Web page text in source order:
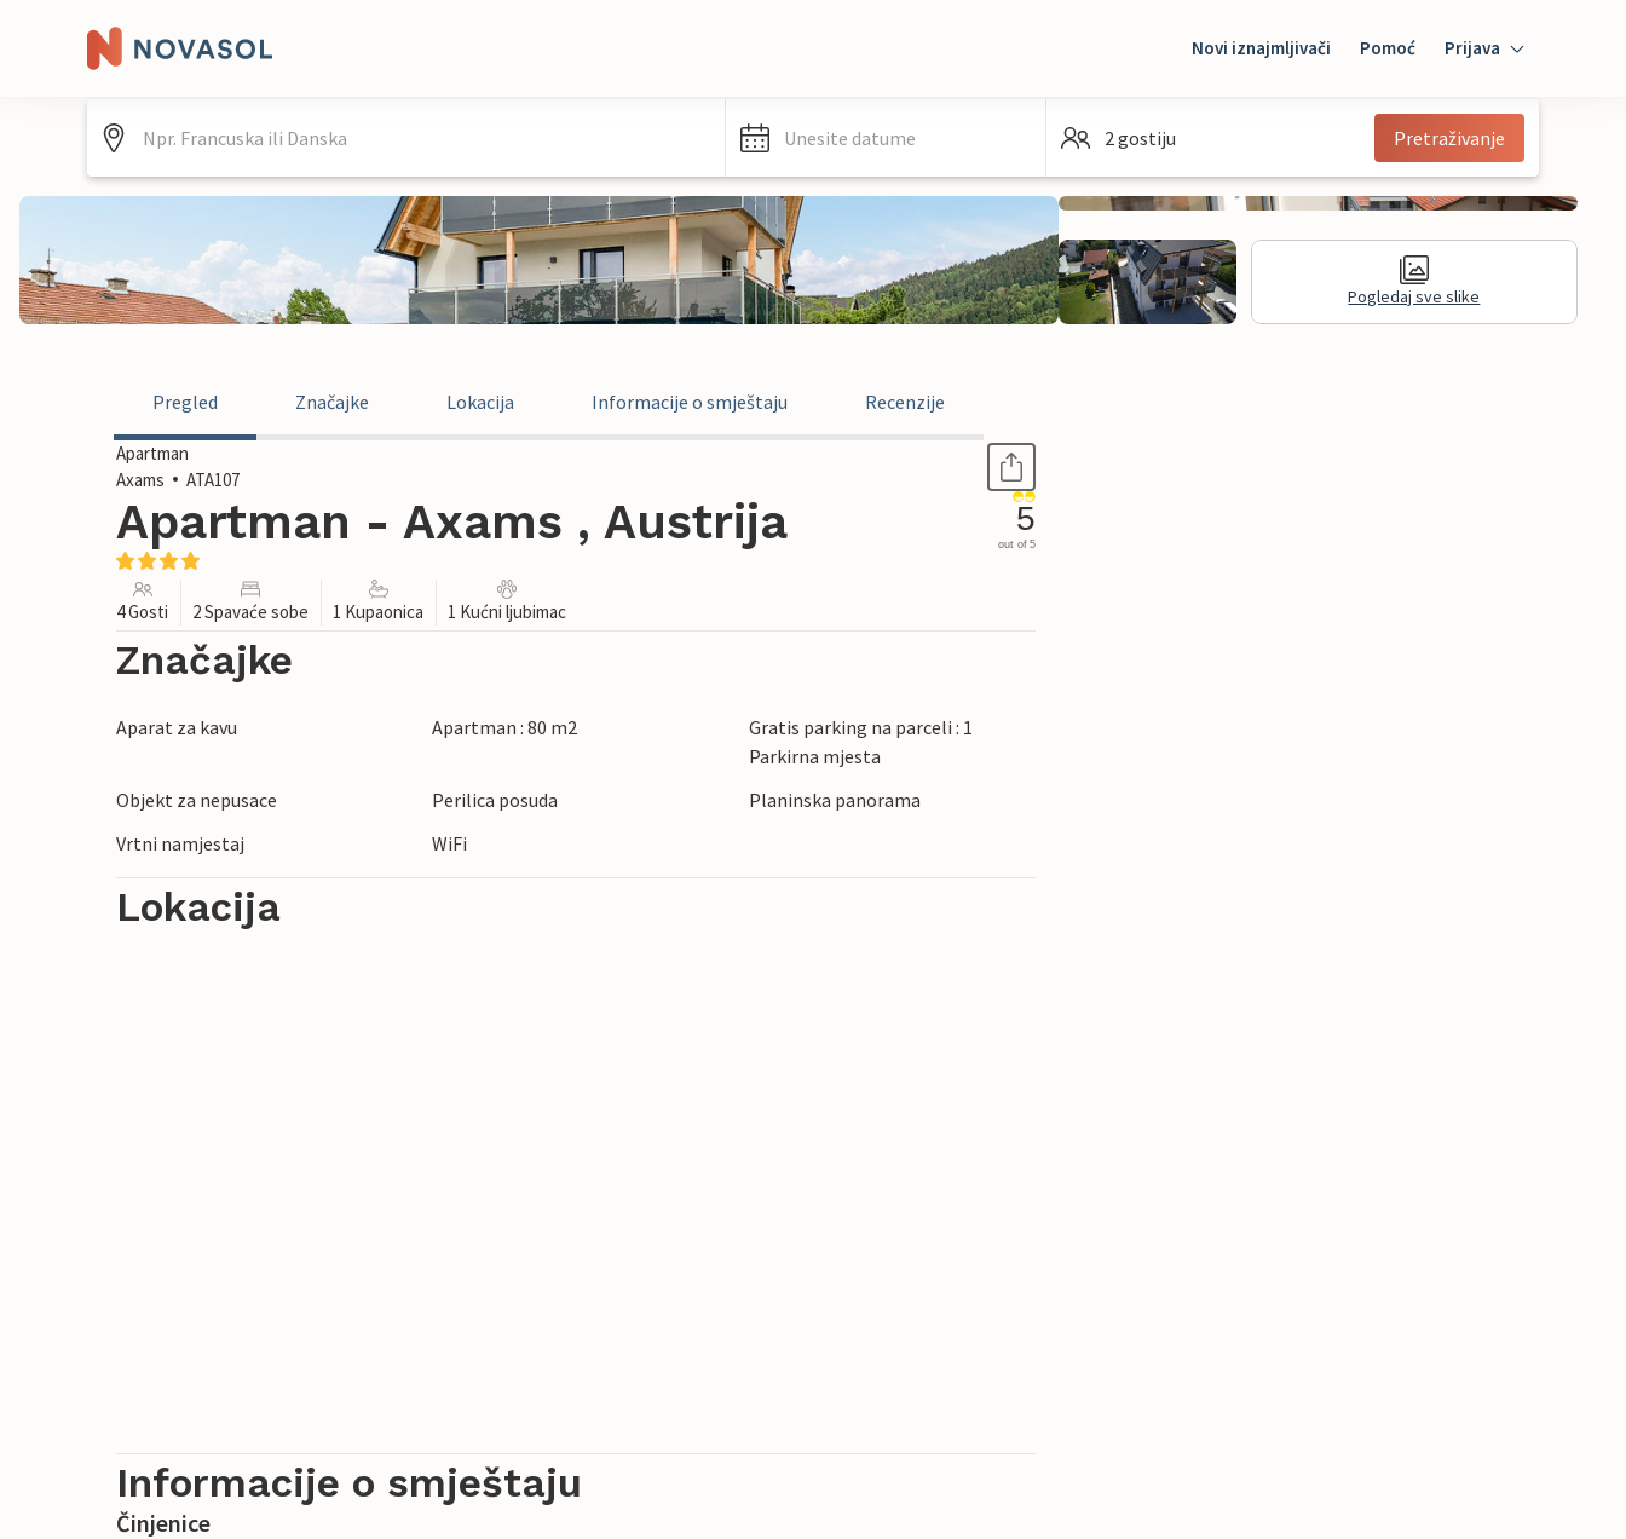
Novi iznajmljivači Pomoć Prijava
Mybooking
Unesite datume 2 gostiju Pretraživanje
Pogledaj sve slike
Pregled Značajke Lokacija Informacije o smještaju Recenzije
Apartman
Axams
ATA107
Apartman - Axams , Austrija 5
out of 5
4 Gosti 2 Spavaće sobe 1 Kupaonica 1 Kućni ljubimac
Značajke
Aparat za kavu Apartman : 80 m2
Gratis parking na parceli : 1
Parkirna mjesta
Objekt za nepusace
Perilica posuda
Planinska panorama
Vrtni namjestaj
WiFi
Lokacija
Informacije o smještaju
Činjenice